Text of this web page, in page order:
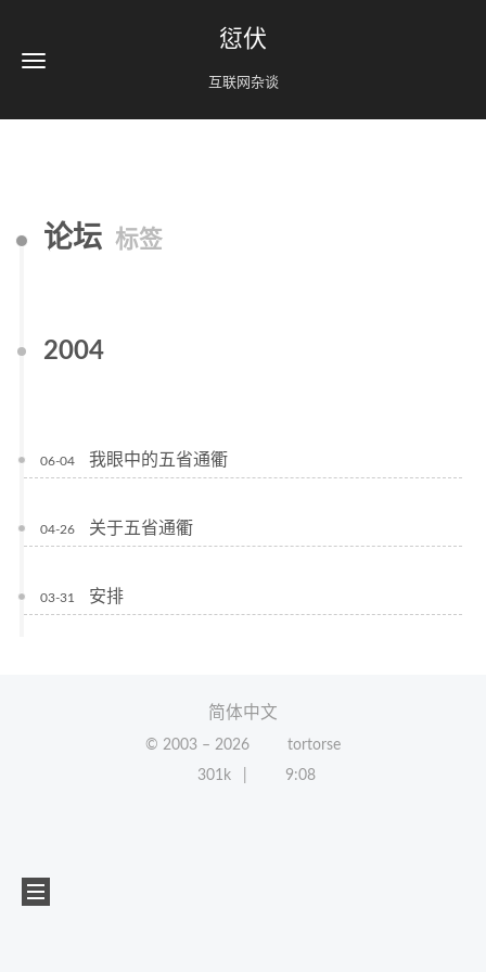
愆伏
互联网杂谈
论坛 标签
2004
06-04 我眼中的五省通衢
04-26 关于五省通衢
03-31 安排
简体中文
© 2003 – 2026
tortorse
301k
9:08